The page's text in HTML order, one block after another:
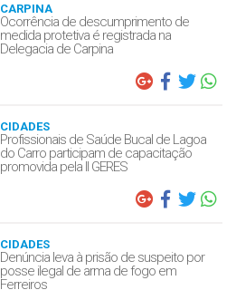
CARPINA
Ocorrência de descumprimento de
medida protetiva é registrada na
Delegacia de Carpina
CIDADES
Profissionais de Saúde Bucal de Lagoa
do Carro participam de capacitação
promovida pela II GERES
CIDADES
Denúncia leva à prisão de suspeito por
posse ilegal de arma de fogo em
Ferreiros